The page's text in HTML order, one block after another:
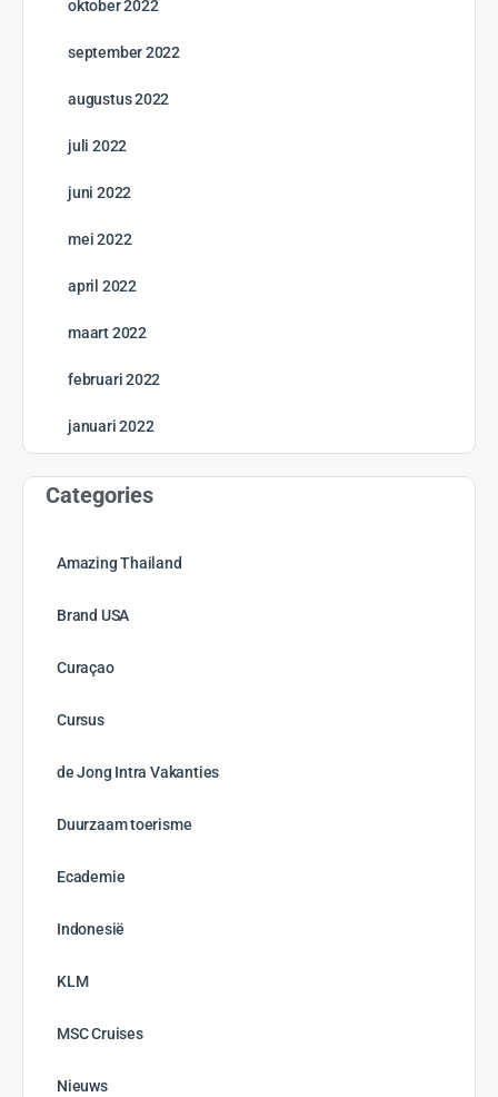
oktober 2022
september 2022
augustus 2022
juli 2022
juni 2022
mei 2022
april 2022
maart 2022
februari 2022
januari 2022
Categories
Amazing Thailand
Brand USA
Curaçao
Cursus
de Jong Intra Vakanties
Duurzaam toerisme
Ecademie
Indonesië
KLM
MSC Cruises
Nieuws